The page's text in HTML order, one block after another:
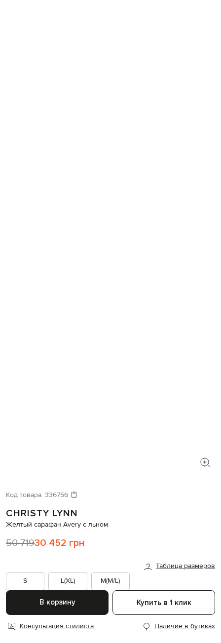
Код товара: 336756
CHRISTY LYNN
Желтый сарафан Avery с льном
50 71930 452 грн
Таблица размеров
S
L(XL) M(M/L)
В корзину Купить в 1 клик
Консультация стилиста Наличие в бутиках